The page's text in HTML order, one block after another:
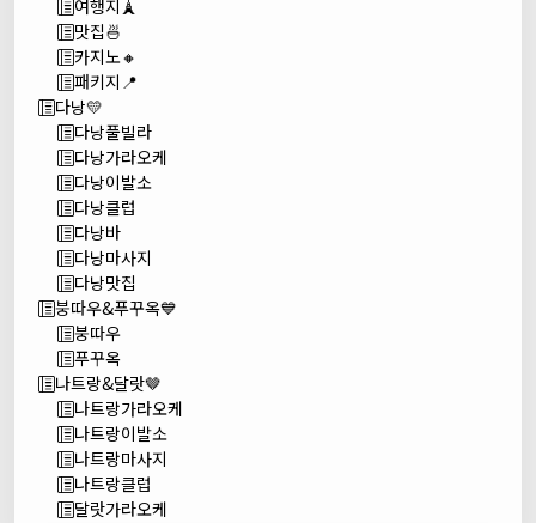
여행지🗼
맛집🍜
카지노🔸
패키지📍
다낭💛
다낭풀빌라
다낭가라오케
다낭이발소
다낭클럽
다낭바
다낭마사지
다낭맛집
붕따우&푸꾸옥💙
붕따우
푸꾸옥
나트랑&달랏🤎
나트랑가라오케
나트랑이발소
나트랑마사지
나트랑클럽
달랏가라오케